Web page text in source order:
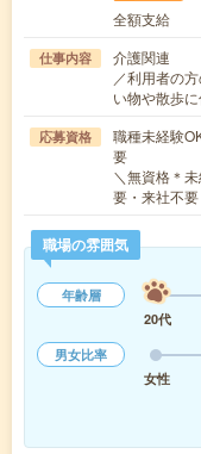
全額支給
仕事内容
介護関連
／利用者の
い物や散歩
応募資格
職種未経験
要
＼無資格＊
要・来社不
職場の雰囲気
年齢層
20代
男女比率
女性